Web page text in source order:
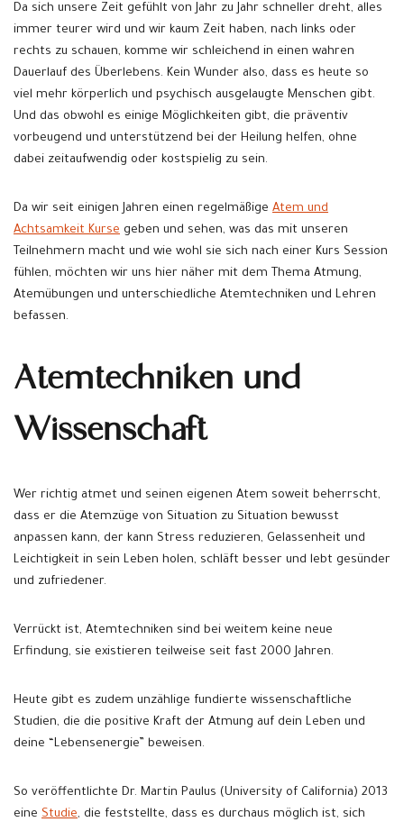
Da sich unsere Zeit gefühlt von Jahr zu Jahr schneller dreht, alles
immer teurer wird und wir kaum Zeit haben, nach links oder
rechts zu schauen, komme wir schleichend in einen wahren
Dauerlauf des Überlebens. Kein Wunder also, dass es heute so
viel mehr körperlich und psychisch ausgelaugte Menschen gibt.
Und das obwohl es einige Möglichkeiten gibt, die präventiv
vorbeugend und unterstützend bei der Heilung helfen, ohne
dabei zeitaufwendig oder kostspielig zu sein.
Da wir seit einigen Jahren einen regelmäßige Atem und
Achtsamkeit Kurse geben und sehen, was das mit unseren
Teilnehmern macht und wie wohl sie sich nach einer Kurs Session
fühlen, möchten wir uns hier näher mit dem Thema Atmung,
Atemübungen und unterschiedliche Atemtechniken und Lehren
befassen.
Atemtechniken und
Wissenschaft
Wer richtig atmet und seinen eigenen Atem soweit beherrscht,
dass er die Atemzüge von Situation zu Situation bewusst
anpassen kann, der kann Stress reduzieren, Gelassenheit und
Leichtigkeit in sein Leben holen, schläft besser und lebt gesünder
und zufriedener.
Verrückt ist, Atem­tech­ni­ken sind bei weitem keine neue
Erfindung, sie exis­tie­ren teilweise seit fast 2000 Jahren.
Heute gibt es zudem unzählige fundierte wissenschaftliche
Studien, die die positive Kraft der Atmung auf dein Leben und
deine “Lebensenergie” beweisen.
So veröffentlichte Dr. Martin Paulus (University of California) 2013
eine Studie, die feststellte, dass es durchaus möglich ist, sich